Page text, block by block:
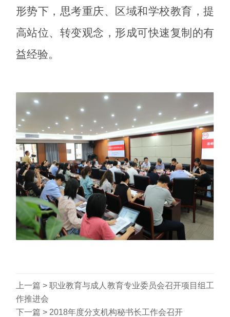
形势下，思考重庆、区域和学校教育，提
高站位、转变观念，形成可快速复制的有
益经验。
上一篇 > 职业教育与成人教育专业委员会召开项目组工
作推进会
下一篇 > 2018年度分支机构秘书长工作会召开